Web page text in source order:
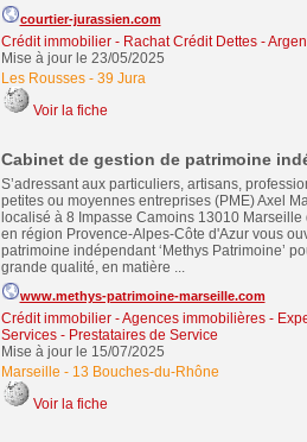
courtier-jurassien.com
Crédit immobilier- Rachat Crédit Dettes-
Mise à jour le 23/05/2025
Les Rousses- 39 Jura
Voir la fiche
Cabinet de gestion de patrimoine
S’adressant aux particuliers, artisans,
petites ou moyennes entreprises (PME) Axel
localisé à 8 Impasse Camoins 13010
en région Provence-Alpes-Côte d'Azur vous
patrimoine indépendant ‘Methys Patrimoine’
grande qualité, en matière ...
www.methys-patrimoine-marseille.com
Crédit immobilier-Agences immobilières -
Services - Prestataires de Service
Mise à jour le 15/07/2025
Marseille - 13 Bouches-du-Rhône
Voir la fiche